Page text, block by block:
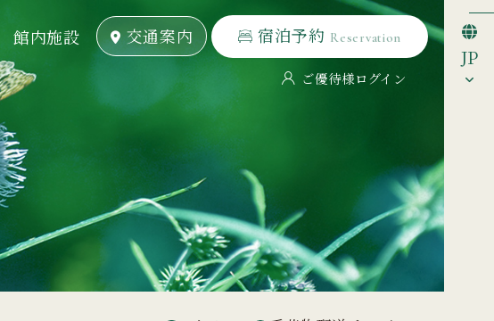
館内施設 交通案内 宿泊予約 Reservation
ご優待様ログイン
館内施設 交通案内 宿泊予約 Reservation
JP